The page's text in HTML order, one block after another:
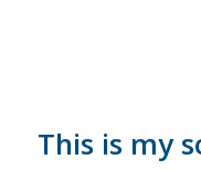
This is my